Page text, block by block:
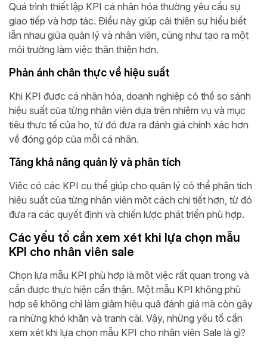
Quá trình thiết lập KPI cá nhân hóa thường yêu cầu sự
giao tiếp và hợp tác. Điều này giúp cải thiện sự hiểu biết
lẫn nhau giữa quản lý và nhân viên, cũng như tạo ra một
môi trường làm việc thân thiện hơn.
Phản ánh chân thực về hiệu suất
Khi KPI được cá nhân hóa, doanh nghiệp có thể so sánh
hiệu suất của từng nhân viên dựa trên nhiệm vụ và mục
tiêu thực tế của họ, từ đó đưa ra đánh giá chính xác hơn
về đóng góp của mỗi cá nhân.
Tăng khả năng quản lý và phân tích
Việc có các KPI cụ thể giúp cho quản lý có thể phân tích
hiệu suất của từng nhân viên một cách chi tiết hơn, từ đó
đưa ra các quyết định và chiến lược phát triển phù hợp.
Các yếu tố cần xem xét khi lựa chọn mẫu
KPI cho nhân viên sale
Chọn lựa mẫu KPI phù hợp là một việc rất quan trọng và
cần được thực hiện cẩn thận. Một mẫu KPI không phù
hợp sẽ không chỉ làm giảm hiệu quả đánh giá mà còn gây
ra những khó khăn và tranh cãi. Vậy, những yếu tố cần
xem xét khi lựa chọn mẫu KPI cho nhân viên Sale là gì?